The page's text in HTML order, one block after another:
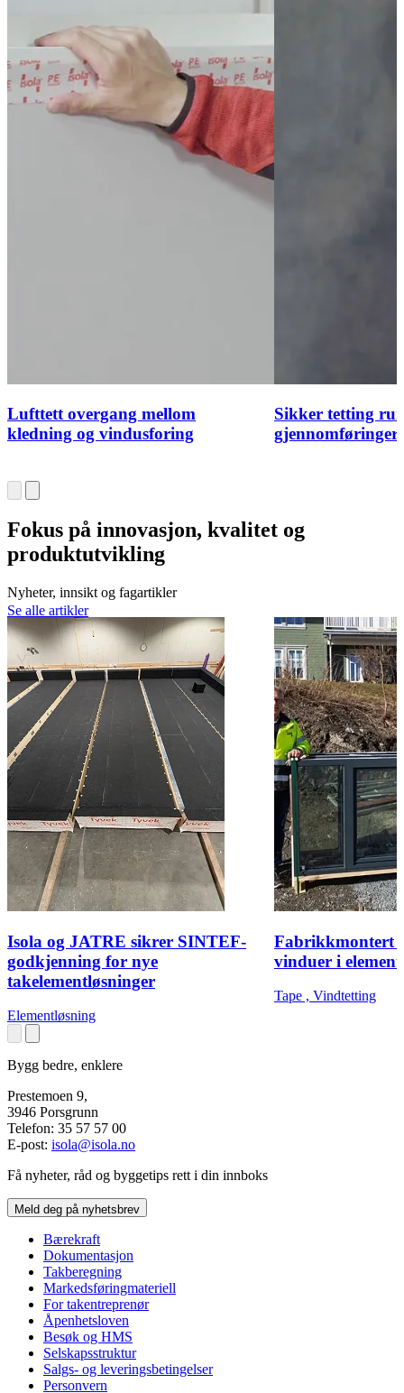
Lufttett overgang mellom
kledning og vindusforing
Sikker tetting
gjennomføringer
Fokus på innovasjon, kvalitet og
produktutvikling
Nyheter, innsikt og fagartikler
Se alle artikler
Isola og JATRE sikrer SINTEF-
godkjenning for nye
takelementløsninger
Elementløsning
Fabrikkmontert
vinduer i
Tape , Vindtetting
Bygg bedre, enklere
Prestemoen 9,
3946 Porsgrunn
Telefon: 35 57 57 00
E-post: isola@isola.no
Få nyheter, råd og byggetips rett i din innboks
Meld deg på nyhetsbrev
Bærekraft
Dokumentasjon
Takberegning
Markedsføringmateriell
For takentreprenør
Åpenhetsloven
Besøk og HMS
Selskapsstruktur
Salgs- og leveringsbetingelser
Personvern